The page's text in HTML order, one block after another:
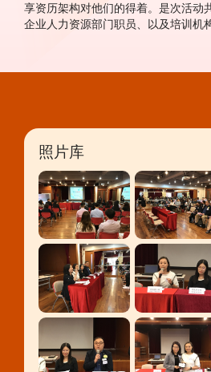
享资历架构对他们的得着。是次活动
企业人力资源部门职员、以及培训机
照片库